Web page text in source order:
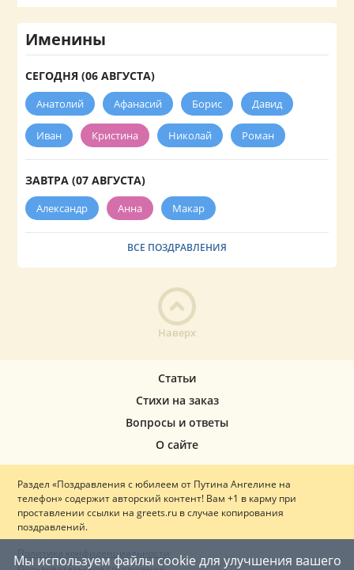
Именины
СЕГОДНЯ (06 АВГУСТА)
Анатолий Афанасий Борис Давид
Иван Кристина Николай Роман
ЗАВТРА (07 АВГУСТА)
Александр Анна Макар
ВСЕ ПОЗДРАВЛЕНИЯ
Наверх
Мы используем файлы cookie для улучшения вашего
Статьи
Стихи на заказ
Вопросы и ответы
О сайте
Раздел «Поздравления с юбилеем от Путина Ангелине на
телефон» содержит авторский контент! Вам +1 в карму при
проставлении ссылки на greets.ru в случае копирования
поздравлений.
Политика конфиденциальности